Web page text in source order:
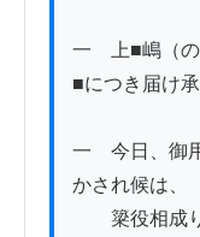
一　上■嶋（
■につき届け承
一　今日、御
かされ候は、
簗役相成り